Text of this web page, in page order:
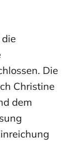
Die
Christine
dem